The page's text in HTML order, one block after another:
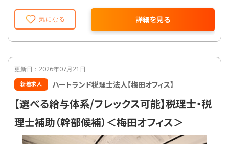
気になる 詳細を見る
更新日：2026年07月21日
新着求人 ハートランド税理士法人【梅田オフィス】
【選べる給与体系/フレックス可能】税理士・税
理士補助（幹部候補）＜梅田オフィス＞